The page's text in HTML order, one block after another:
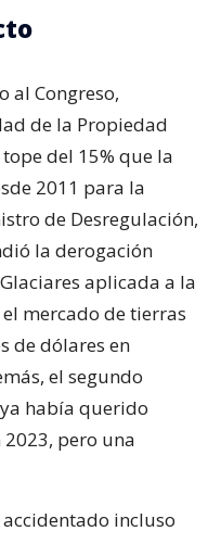
al Congreso,
de la Propiedad
del 15% que la
2011 para la
de Desregulación,
la derogación
aplicada a la
mercado de tierras
de dólares en
el segundo
había querido
pero una
incluso